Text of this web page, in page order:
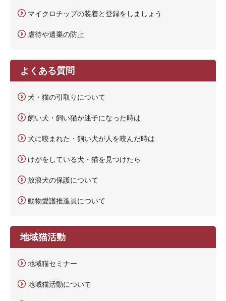
マイクロチップの装着と登録をしましょう
虐待や遺棄の防止
よくある質問
犬・猫の引取りについて
飼い犬・飼い猫が迷子になった時は
犬に咬まれた・飼い犬が人を咬んだ時は
けがをしている犬・猫を見つけたら
放浪犬の保護について
動物愛護推進員について
地域猫活動
地域猫セミナー
地域猫活動について